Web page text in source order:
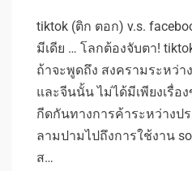
tiktok (ติก ตอก) v.s.
มีเดีย … โลกต้องจับตา!
ถ้าจะพูดถึง สงครามระหว่า
และจีนนั้น ไม่ได้มีเพียงเรื่อ
กีดกันทางการค้าระหว่างปร
ลามปามไปถึงการใช้งาน
ส…